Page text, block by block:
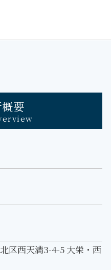
要
区西天満3-4-5 大栄・西